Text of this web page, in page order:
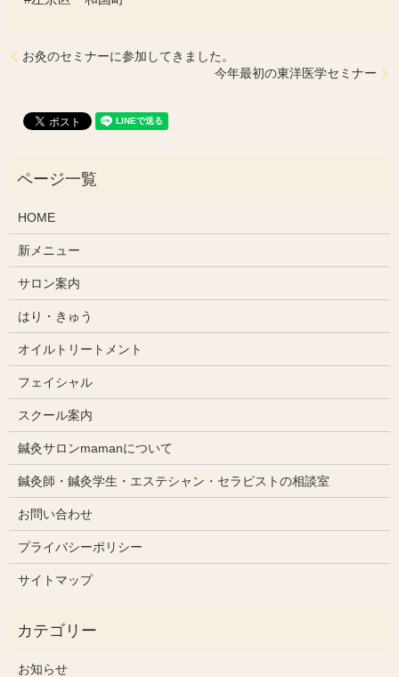
お灸のセミナーに参加してきました。
今年最初の東洋医学セミナー
HOME
新メニュー
サロン案内
はり・きゅう
オイルトリートメント
フェイシャル
スクール案内
鍼灸サロンmamanについて
鍼灸師・鍼灸学生・エステシャン・セラピストの相談室
お問い合わせ
プライバシーポリシー
サイトマップ
お知らせ